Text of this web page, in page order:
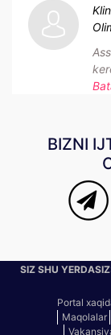
BIZNI
SIZ SHU
Portal
Maqolalar